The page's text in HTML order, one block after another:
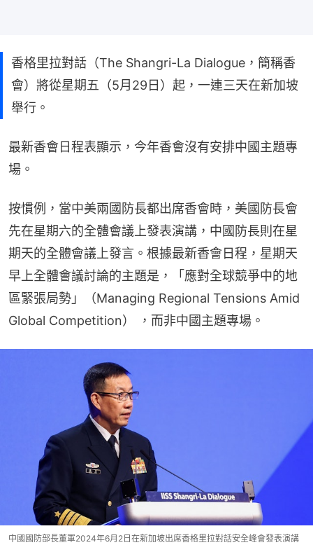
香格里拉對話（The Shangri-La Dialogue，簡稱香
會）將從星期五（5月29日）起，一連三天在新加坡
舉行。
最新香會日程表顯示，今年香會沒有安排中國主題專
場。
按慣例，當中美兩國防長都出席香會時，美國防長會
先在星期六的全體會議上發表演講，中國防長則在星
期天的全體會議上發言。根據最新香會日程，星期天
早上全體會議討論的主題是，「應對全球競爭中的地
區緊張局勢」（Managing Regional Tensions Amid
Global Competition） ，而非中國主題專場。
中國國防部長董軍2024年6月2日在新加坡出席香格里拉對話安全峰會發表演講